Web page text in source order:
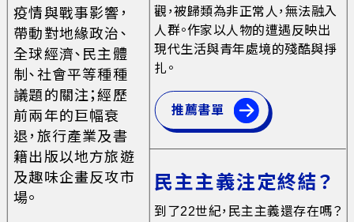
疫情與戰事影響，
帶動對地緣政治、
全球經濟、民主體
制、社會平等種種
議題的關注；經歷
前兩年的巨幅衰
退，旅行產業及書
籍出版以地方旅遊
及趣味企畫反攻市
場。
觀，被歸類為非正常人，無法融入
人群。作家以人物的遭遇反映出
現代生活與青年處境的殘酷與掙
扎。
推薦書單
民主主義注定終結？
到了22世紀，民主主義還存在嗎？